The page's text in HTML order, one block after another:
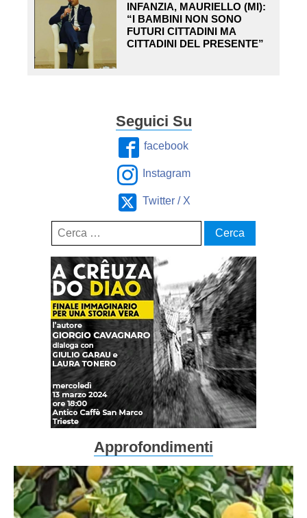
INFANZIA, MAURIELLO (MI):
“I BAMBINI NON SONO
FUTURI CITTADINI MA
CITTADINI DEL PRESENTE”
Seguici Su
facebook
Instagram
Twitter / X
Ricerca
per:
Approfondimenti